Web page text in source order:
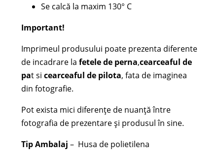
Se calcă la maxim 130° C
Important!
Imprimeul produsului poate prezenta diferente
de incadrare la fetele de perna,cearceaful de
pat si cearceaful de pilota, fata de imaginea
din fotografie.
Pot exista mici diferențe de nuanță între
fotografia de prezentare și produsul în sine.
Tip Ambalaj – Husa de polietilena